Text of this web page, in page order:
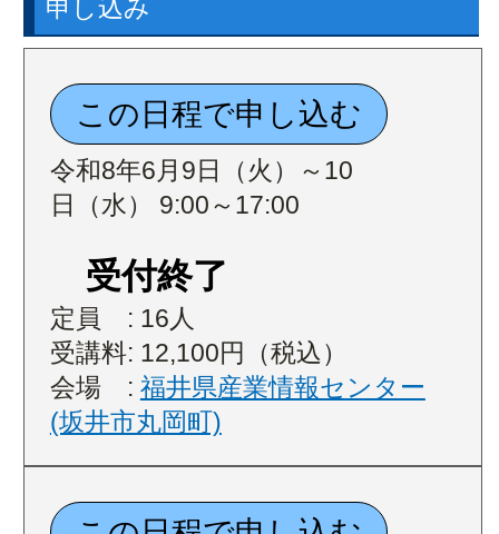
申し込み
令和8年6月9日（火）～10
日（水） 9:00～17:00
受付終了
定員 : 16人
受講料: 12,100円（税込）
会場 : 福井県産業情報センター
(坂井市丸岡町)